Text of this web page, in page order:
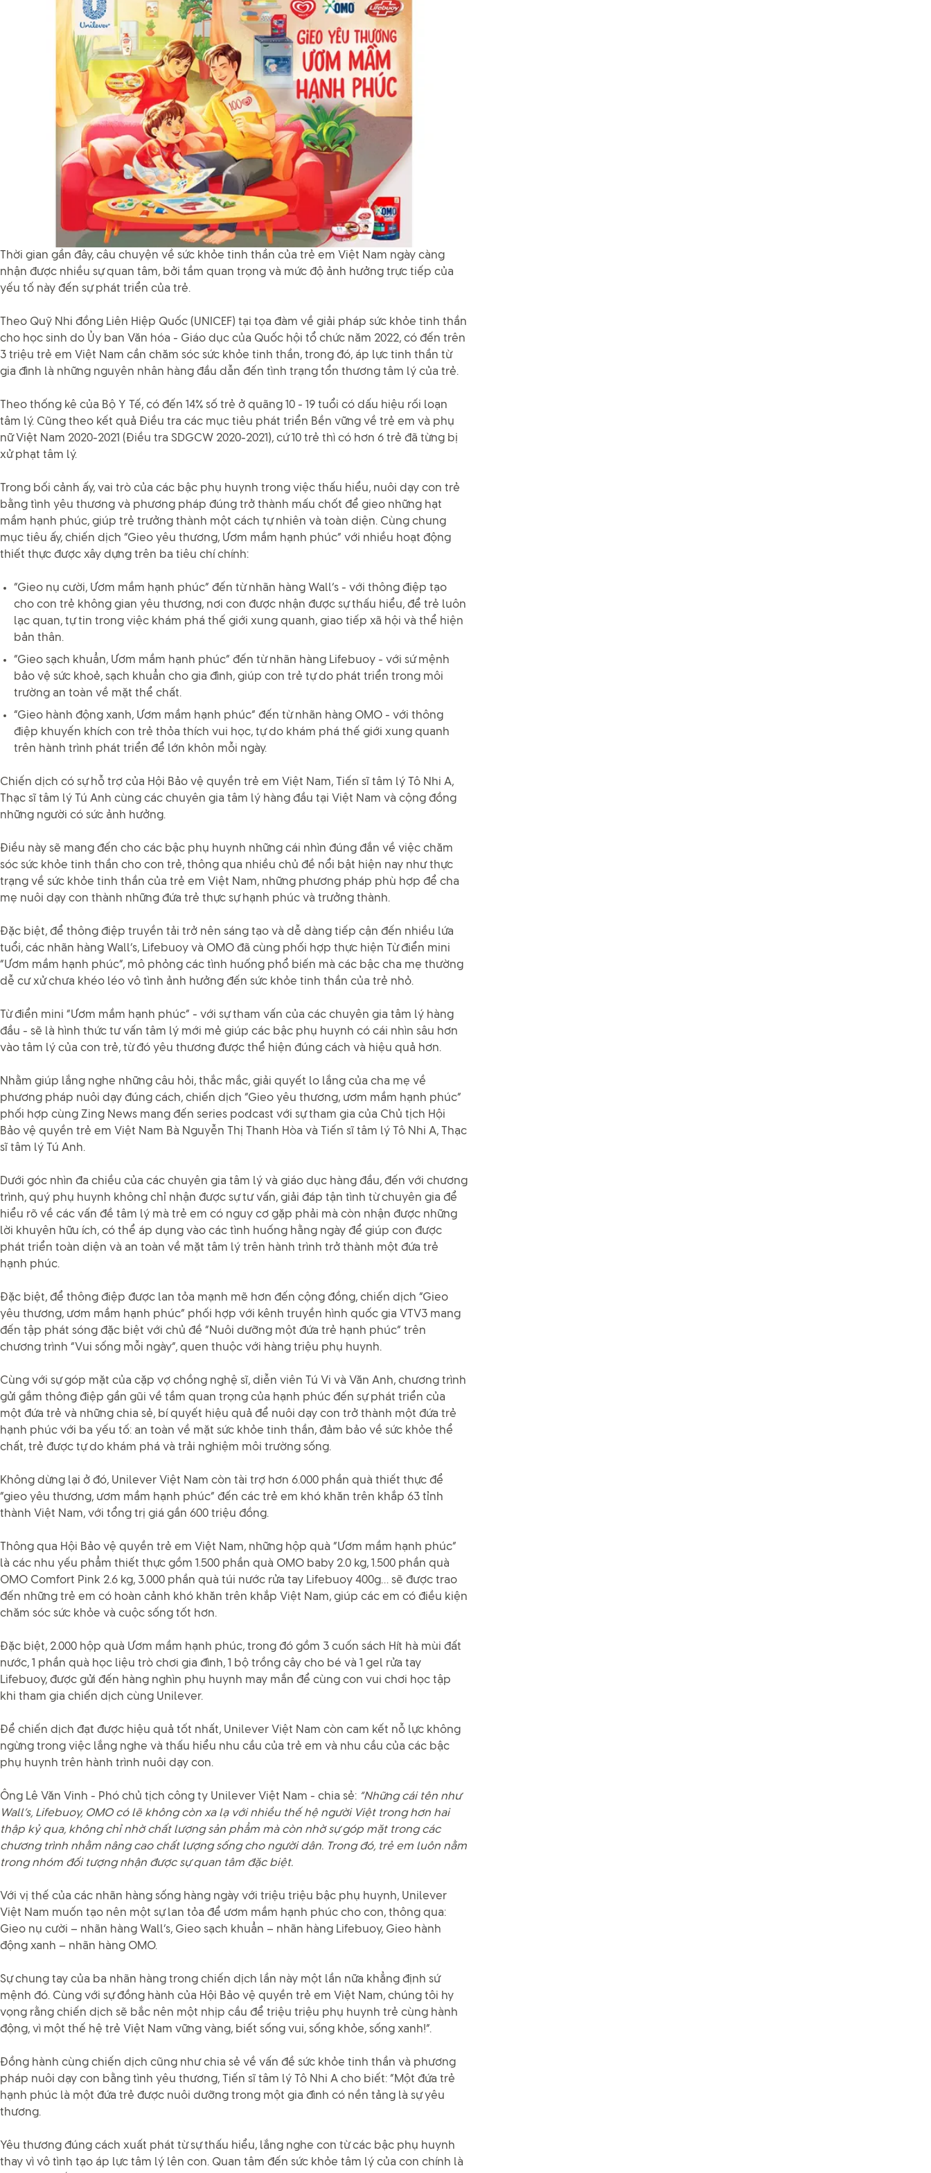
Thời gian gần đây, câu chuyện về sức khỏe tinh thần của trẻ em Việt Nam ngày càng
nhận được nhiều sự quan tâm, bởi tầm quan trọng và mức độ ảnh hưởng trực tiếp của
yếu tố này đến sự phát triển của trẻ.
Theo Quỹ Nhi đồng Liên Hiệp Quốc (UNICEF) tại tọa đàm về giải pháp sức khỏe tinh thần
cho học sinh do Ủy ban Văn hóa - Giáo dục của Quốc hội tổ chức năm 2022, có đến trên
3 triệu trẻ em Việt Nam cần chăm sóc sức khỏe tinh thần, trong đó, áp lực tinh thần từ
gia đình là những nguyên nhân hàng đầu dẫn đến tình trạng tổn thương tâm lý của trẻ.
Theo thống kê của Bộ Y Tế, có đến 14% số trẻ ở quãng 10 - 19 tuổi có dấu hiệu rối loạn
tâm lý. Cũng theo kết quả Điều tra các mục tiêu phát triển Bền vững về trẻ em và phụ
nữ Việt Nam 2020-2021 (Điều tra SDGCW 2020-2021), cứ 10 trẻ thì có hơn 6 trẻ đã từng bị
xử phạt tâm lý.
Trong bối cảnh ấy, vai trò của các bậc phụ huynh trong việc thấu hiểu, nuôi dạy con trẻ
bằng tình yêu thương và phương pháp đúng trở thành mấu chốt để gieo những hạt
mầm hạnh phúc, giúp trẻ trưởng thành một cách tự nhiên và toàn diện. Cùng chung
mục tiêu ấy, chiến dịch “Gieo yêu thương, Ươm mầm hạnh phúc” với nhiều hoạt động
thiết thực được xây dựng trên ba tiêu chí chính:
“Gieo nụ cười, Ươm mầm hạnh phúc” đến từ nhãn hàng Wall’s - với thông điệp tạo
cho con trẻ không gian yêu thương, nơi con được nhận được sự thấu hiểu, để trẻ luôn
lạc quan, tự tin trong việc khám phá thế giới xung quanh, giao tiếp xã hội và thể hiện
bản thân.
“Gieo sạch khuẩn, Ươm mầm hạnh phúc” đến từ nhãn hàng Lifebuoy - với sứ mệnh
bảo vệ sức khoẻ, sạch khuẩn cho gia đình, giúp con trẻ tự do phát triển trong môi
trường an toàn về mặt thể chất.
“Gieo hành động xanh, Ươm mầm hạnh phúc” đến từ nhãn hàng OMO - với thông
điệp khuyến khích con trẻ thỏa thích vui học, tự do khám phá thế giới xung quanh
trên hành trình phát triển để lớn khôn mỗi ngày.
Chiến dịch có sự hỗ trợ của Hội Bảo vệ quyền trẻ em Việt Nam, Tiến sĩ tâm lý Tô Nhi A,
Thạc sĩ tâm lý Tú Anh cùng các chuyên gia tâm lý hàng đầu tại Việt Nam và cộng đồng
những người có sức ảnh hưởng.
Điều này sẽ mang đến cho các bậc phụ huynh những cái nhìn đúng đắn về việc chăm
sóc sức khỏe tinh thần cho con trẻ, thông qua nhiều chủ đề nổi bật hiện nay như thực
trạng về sức khỏe tinh thần của trẻ em Việt Nam, những phương pháp phù hợp để cha
mẹ nuôi dạy con thành những đứa trẻ thực sự hạnh phúc và trưởng thành.
Đặc biệt, để thông điệp truyền tải trở nên sáng tạo và dễ dàng tiếp cận đến nhiều lứa
tuổi, các nhãn hàng Wall’s, Lifebuoy và OMO đã cùng phối hợp thực hiện Từ điển mini
“Ươm mầm hạnh phúc”, mô phỏng các tình huống phổ biến mà các bậc cha mẹ thường
dễ cư xử chưa khéo léo vô tình ảnh hưởng đến sức khỏe tinh thần của trẻ nhỏ.
Từ điển mini “Ươm mầm hạnh phúc” - với sự tham vấn của các chuyên gia tâm lý hàng
đầu - sẽ là hình thức tư vấn tâm lý mới mẻ giúp các bậc phụ huynh có cái nhìn sâu hơn
vào tâm lý của con trẻ, từ đó yêu thương được thể hiện đúng cách và hiệu quả hơn.
Nhằm giúp lắng nghe những câu hỏi, thắc mắc, giải quyết lo lắng của cha mẹ về
phương pháp nuôi dạy đúng cách, chiến dịch “Gieo yêu thương, ươm mầm hạnh phúc”
phối hợp cùng Zing News mang đến series podcast với sự tham gia của Chủ tịch Hội
Bảo vệ quyền trẻ em Việt Nam Bà Nguyễn Thị Thanh Hòa và Tiến sĩ tâm lý Tô Nhi A, Thạc
sĩ tâm lý Tú Anh.
Dưới góc nhìn đa chiều của các chuyên gia tâm lý và giáo dục hàng đầu, đến với chương
trình, quý phụ huynh không chỉ nhận được sự tư vấn, giải đáp tận tình từ chuyên gia để
hiểu rõ về các vấn đề tâm lý mà trẻ em có nguy cơ gặp phải mà còn nhận được những
lời khuyên hữu ích, có thể áp dụng vào các tình huống hằng ngày để giúp con được
phát triển toàn diện và an toàn về mặt tâm lý trên hành trình trở thành một đứa trẻ
hạnh phúc.
Đặc biệt, để thông điệp được lan tỏa mạnh mẽ hơn đến cộng đồng, chiến dịch “Gieo
yêu thương, ươm mầm hạnh phúc” phối hợp với kênh truyền hình quốc gia VTV3 mang
đến tập phát sóng đặc biệt với chủ đề “Nuôi dưỡng một đứa trẻ hạnh phúc” trên
chương trình “Vui sống mỗi ngày”, quen thuộc với hàng triệu phụ huynh.
Cùng với sự góp mặt của cặp vợ chồng nghệ sĩ, diễn viên Tú Vi và Văn Anh, chương trình
gửi gắm thông điệp gần gũi về tầm quan trọng của hạnh phúc đến sự phát triển của
một đứa trẻ và những chia sẻ, bí quyết hiệu quả để nuôi dạy con trở thành một đứa trẻ
hạnh phúc với ba yếu tố: an toàn về mặt sức khỏe tinh thần, đảm bảo về sức khỏe thể
chất, trẻ được tự do khám phá và trải nghiệm môi trường sống.
Không dừng lại ở đó, Unilever Việt Nam còn tài trợ hơn 6.000 phần quà thiết thực để
“gieo yêu thương, ươm mầm hạnh phúc” đến các trẻ em khó khăn trên khắp 63 tỉnh
thành Việt Nam, với tổng trị giá gần 600 triệu đồng.
Thông qua Hội Bảo vệ quyền trẻ em Việt Nam, những hộp quà “Ươm mầm hạnh phúc”
là các nhu yếu phẩm thiết thực gồm 1.500 phần quà OMO baby 2.0 kg, 1.500 phần quà
OMO Comfort Pink 2.6 kg, 3.000 phần quà túi nước rửa tay Lifebuoy 400g… sẽ được trao
đến những trẻ em có hoàn cảnh khó khăn trên khắp Việt Nam, giúp các em có điều kiện
chăm sóc sức khỏe và cuộc sống tốt hơn.
Đặc biệt, 2.000 hộp quà Ươm mầm hạnh phúc, trong đó gồm 3 cuốn sách Hít hà mùi đất
nước, 1 phần quà học liệu trò chơi gia đình, 1 bộ trồng cây cho bé và 1 gel rửa tay
Lifebuoy, được gửi đến hàng nghìn phụ huynh may mắn để cùng con vui chơi học tập
khi tham gia chiến dịch cùng Unilever.
Để chiến dịch đạt được hiệu quả tốt nhất, Unilever Việt Nam còn cam kết nỗ lực không
ngừng trong việc lắng nghe và thấu hiểu nhu cầu của trẻ em và nhu cầu của các bậc
phụ huynh trên hành trình nuôi dạy con.
Ông Lê Văn Vinh - Phó chủ tịch công ty Unilever Việt Nam - chia sẻ: “Những cái tên như
Wall’s, Lifebuoy, OMO có lẽ không còn xa lạ với nhiều thế hệ người Việt trong hơn hai
thập kỷ qua, không chỉ nhờ chất lượng sản phẩm mà còn nhờ sự góp mặt trong các
chương trình nhằm nâng cao chất lượng sống cho người dân. Trong đó, trẻ em luôn nằm
trong nhóm đối tượng nhận được sự quan tâm đặc biệt.
Với vị thế của các nhãn hàng sống hàng ngày với triệu triệu bậc phụ huynh, Unilever
Việt Nam muốn tạo nên một sự lan tỏa để ươm mầm hạnh phúc cho con, thông qua:
Gieo nụ cười – nhãn hàng Wall’s, Gieo sạch khuẩn – nhãn hàng Lifebuoy, Gieo hành
động xanh – nhãn hàng OMO.
Sự chung tay của ba nhãn hàng trong chiến dịch lần này một lần nữa khẳng định sứ
mệnh đó. Cùng với sự đồng hành của Hội Bảo vệ quyền trẻ em Việt Nam, chúng tôi hy
vọng rằng chiến dịch sẽ bắc nên một nhịp cầu để triệu triệu phụ huynh trẻ cùng hành
động, vì một thế hệ trẻ Việt Nam vững vàng, biết sống vui, sống khỏe, sống xanh!”.
Đồng hành cùng chiến dịch cũng như chia sẻ về vấn đề sức khỏe tinh thần và phương
pháp nuôi dạy con bằng tình yêu thương, Tiến sĩ tâm lý Tô Nhi A cho biết: “Một đứa trẻ
hạnh phúc là một đứa trẻ được nuôi dưỡng trong một gia đình có nền tảng là sự yêu
thương.
Yêu thương đúng cách xuất phát từ sự thấu hiểu, lắng nghe con từ các bậc phụ huynh
thay vì vô tình tạo áp lực tâm lý lên con. Quan tâm đến sức khỏe tâm lý của con chính là